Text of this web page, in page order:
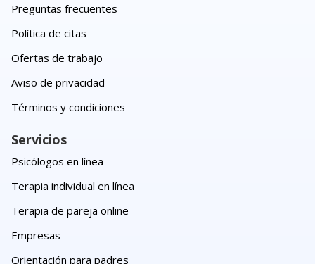
Preguntas frecuentes
Política de citas
Ofertas de trabajo
Aviso de privacidad
Términos y condiciones
Servicios
Psicólogos en línea
Terapia individual en línea
Terapia de pareja online
Empresas
Orientación para padres